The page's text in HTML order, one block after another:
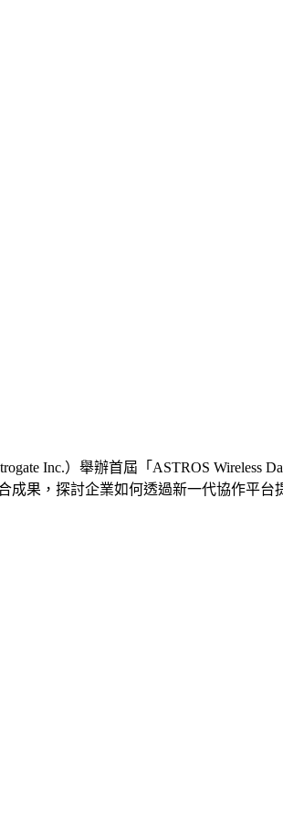
Inc.）舉辦首屆「ASTROS Wireless
成果，探討企業如何透過新一代協作平